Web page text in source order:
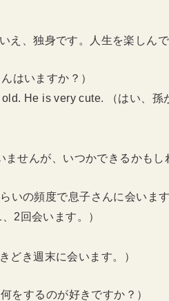
え、独身です。人生を楽しん
んはいますか？）
He is very cute. （はい、孫
ませんが、いつかできるかも
らいの頻度で息子さんに会いま
、2回会います。）
どき週末に会います。）
何をするのが好きですか？）